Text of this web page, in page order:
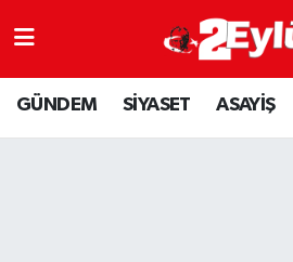
GÜNDEM SİYASET ASAYİŞ
ASAYİŞ
DÜNYA
Nöbetçi Eczaneler
Hava Durumu